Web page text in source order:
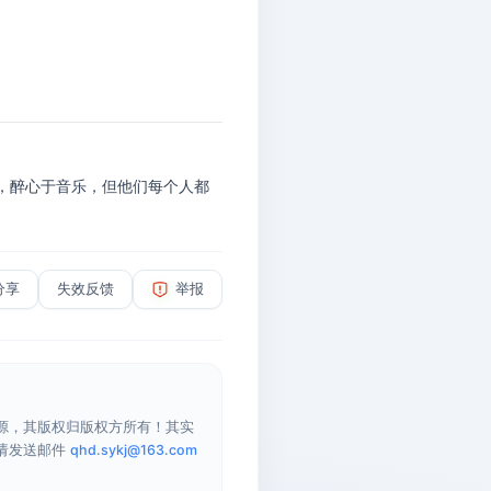
醉心于音乐，但他们每个人都
享 失效反馈 举报
，其版权归版权方所有！其实
发送邮件 qhd.sykj@163.com